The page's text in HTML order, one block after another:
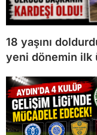
18 yaşını
yeni dönemin ilk